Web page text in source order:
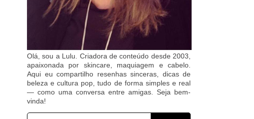
Olá, sou a Lulu. Criadora de conteúdo desde 2003,
apaixonada por skincare, maquiagem e cabelo.
Aqui eu compartilho resenhas sinceras, dicas de
beleza e cultura pop, tudo de forma simples e real
— como uma conversa entre amigas. Seja bem-
vinda!